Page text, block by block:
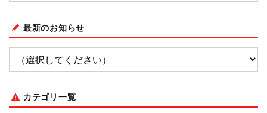
最新のお知らせ
カテゴリ一覧